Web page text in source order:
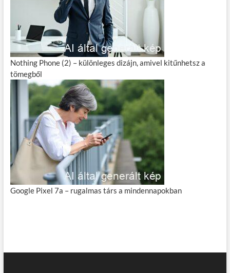
Nothing Phone (2) – különleges dizájn, amivel kitűnhetsz a
tömegből
Google Pixel 7a – rugalmas társ a mindennapokban